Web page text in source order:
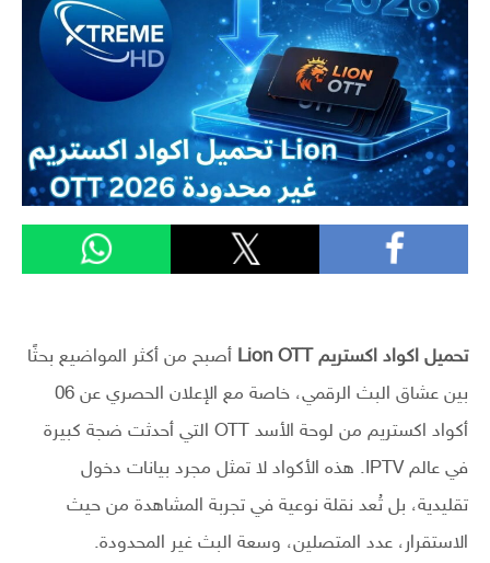
تحميل اكواد اكستريم Lion OTT
أصبح من أكثر المواضيع بحثًا
بين عشاق البث الرقمي، خاصة مع الإعلان الحصري عن 06
أكواد اكستريم من لوحة الأسد OTT التي أحدثت ضجة كبيرة
في عالم IPTV. هذه الأكواد لا تمثل مجرد بيانات دخول
تقليدية، بل تُعد نقلة نوعية في تجربة المشاهدة من حيث
الاستقرار، عدد المتصلين، وسعة البث غير المحدودة.